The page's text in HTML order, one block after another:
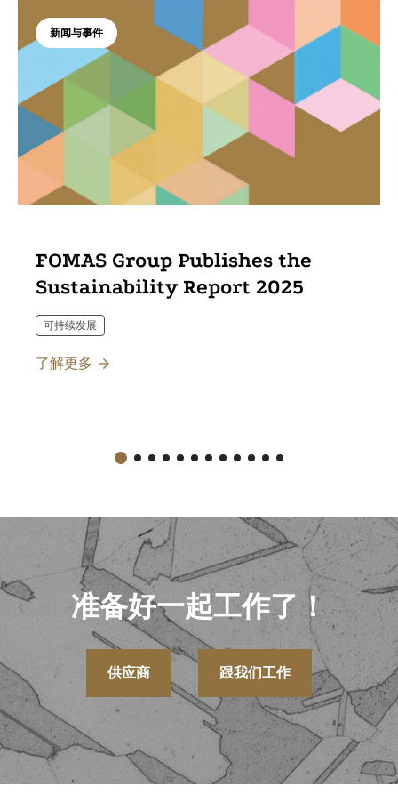
新闻与事件
FOMAS Group Publishes the
Sustainability Report 2025
可持续发展
了解更多
准备好一起工作了！
供应商 跟我们工作